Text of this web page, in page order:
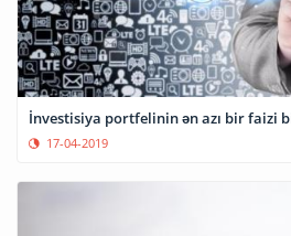
İnvestisiya portfelinin ən azı bir faizi
17-04-2019